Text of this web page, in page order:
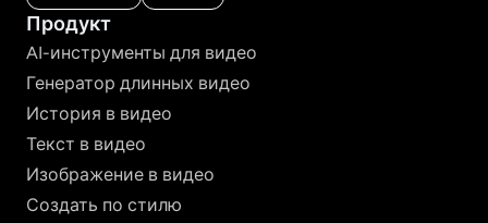
Продукт
AI-инструменты для видео
Генератор длинных видео
История в видео
Текст в видео
Изображение в видео
Создать по стилю